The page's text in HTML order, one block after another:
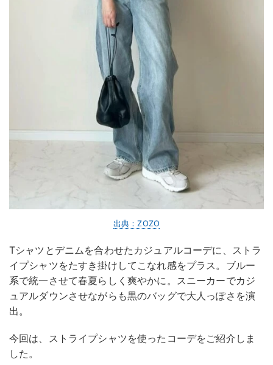
出典：ZOZO
Tシャツとデニムを合わせたカジュアルコーデに、ストラ
イプシャツをたすき掛けしてこなれ感をプラス。ブルー
系で統一させて春夏らしく爽やかに。スニーカーでカジ
ュアルダウンさせながらも黒のバッグで大人っぽさを演
出。
今回は、ストライプシャツを使ったコーデをご紹介しま
した。